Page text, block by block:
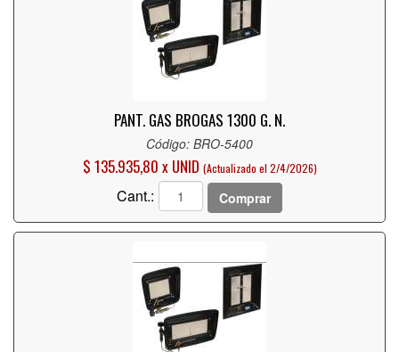
PANT. GAS BROGAS 1300 G. N.
Código: BRO-5400
$ 135.935,80 x UNID (Actualizado el 2/4/2026)
Cant.: Comprar